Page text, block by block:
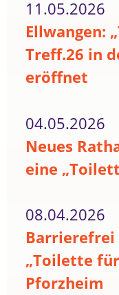
11.05.2026
Ellwangen:
Treff.26 in
eröffnet
04.05.2026
Neues
eine
08.04.2026
„Toilette
Pforzheim